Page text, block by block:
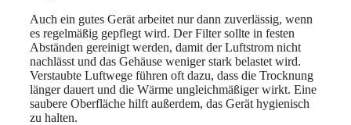
Auch ein gutes Gerät arbeitet nur dann zuverlässig, wenn
es regelmäßig gepflegt wird. Der Filter sollte in festen
Abständen gereinigt werden, damit der Luftstrom nicht
nachlässt und das Gehäuse weniger stark belastet wird.
Verstaubte Luftwege führen oft dazu, dass die Trocknung
länger dauert und die Wärme ungleichmäßiger wirkt. Eine
saubere Oberfläche hilft außerdem, das Gerät hygienisch
zu halten.